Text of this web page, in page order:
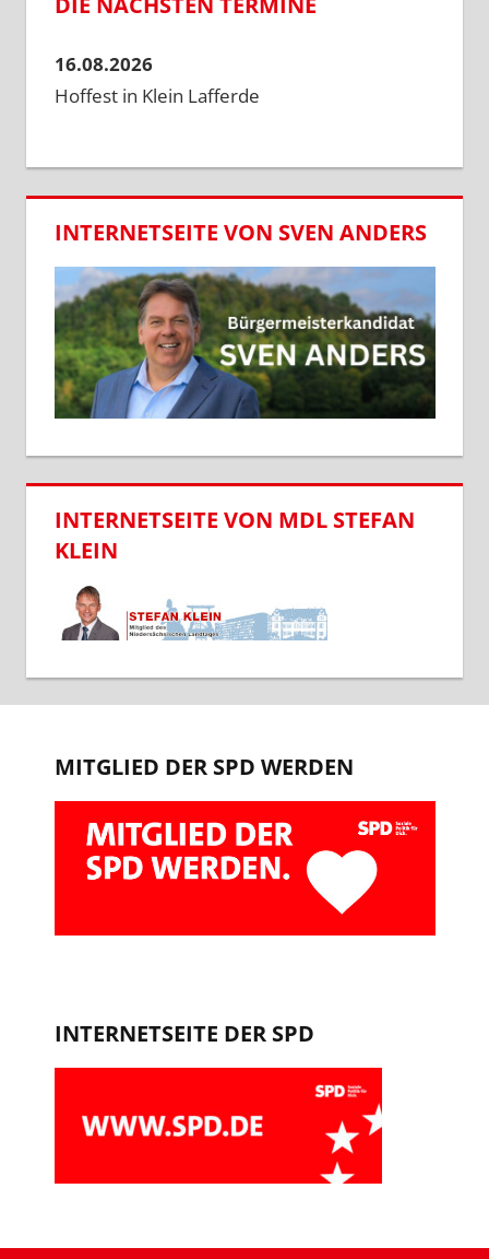
16.08.2026
Hoffest in Klein Lafferde
INTERNETSEITE VON SVEN ANDERS
INTERNETSEITE VON MDL STEFAN
KLEIN
MITGLIED DER SPD WERDEN
INTERNETSEITE DER SPD